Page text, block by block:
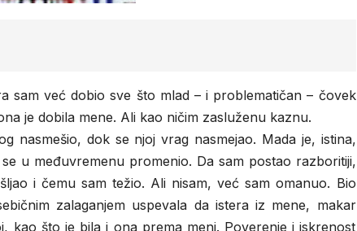
sam već dobio sve što mlad – i problematičan – čovek
je dobila mene. Ali kao ničim zasluženu kaznu.
nasmešio, dok se njoj vrag nasmejao. Mada je, istina,
u međuvremenu promenio. Da sam postao razboritiji,
i čemu sam težio. Ali nisam, već sam omanuo. Bio
zalaganjem uspevala da istera iz mene, makar
kao što je bila i ona prema meni. Poverenje i iskrenost